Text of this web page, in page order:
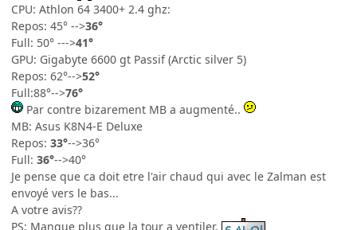
CPU: Athlon 64 3400+ 2.4 ghz:
Repos: 45° -->36°
Full: 50° --->41°
GPU: Gigabyte 6600 gt Passif (Arctic silver 5)
Repos: 62°-->52°
Full:88°-->76°
Par contre bizarement MB a augmenté..
MB: Asus K8N4-E Deluxe
Repos: 33°-->36°
Full: 36°-->40°
Je pense que ca doit etre l'air chaud qui avec le Zalman est
envoyé vers le bas...
A votre avis??
PS: Manque plus que la tour a ventiler.